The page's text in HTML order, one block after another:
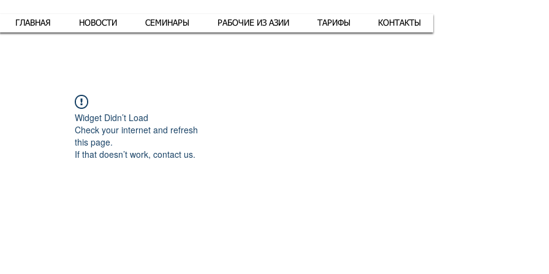
ГЛАВНАЯ НОВОСТИ СЕМИНАРЫ РАБОЧИЕ ИЗ АЗИИ ТАРИФЫ КОНТАКТЫ
Widget Didn’t Load
Check your internet and refresh
this page.
If that doesn’t work, contact us.